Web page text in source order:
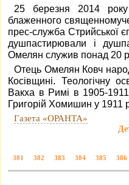
25 березня 2014
блаженного
прес-служба Стрийської
душпастирювали і
Омелян служив понад 20
Отець Омелян Ковч
Косівщині. Теологічну
Вакха в Римі в 1905-
Григорій Хомишин у 1911
Газета «ОРАНТА»
381 382 383 384 385 386